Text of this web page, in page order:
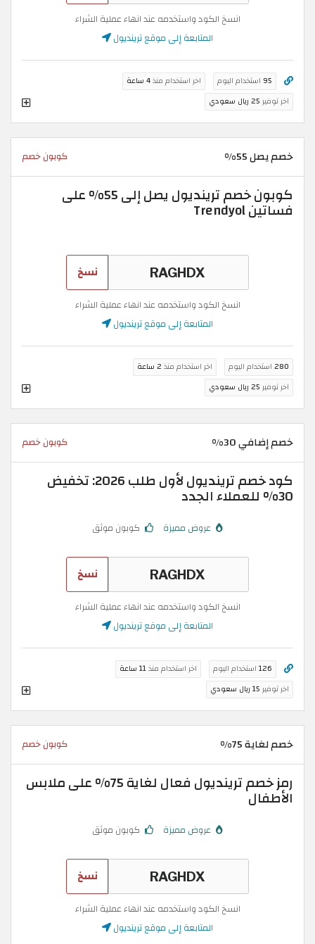
انسخ الكود واستخدمه عند انهاء عملية الشراء
المتابعة إلى موقع ترينديول
95 استخدام اليوم اخر استخدام منذ4 ساعة
اخر توفير 25 ريال سعودي
خصم يصل 55% كوبون خصم
كوبون خصم ترينديول يصل إلى 55% على
فساتين Trendyol
نسخ
انسخ الكود واستخدمه عند انهاء عملية الشراء
المتابعة إلى موقع ترينديول
280 استخدام اليوم اخر استخدام منذ 2 ساعة
اخر توفير 25 ريال سعودي
خصم إضافي 30% كوبون خصم
كود خصم ترينديول لأول طلب 2026: تخفيض
30% للعملاء الجدد
عروض مميزة كوبون موثق
نسخ
انسخ الكود واستخدمه عند انهاء عملية الشراء
المتابعة إلى موقع ترينديول
126 استخدام اليوم اخر استخدام منذ11 ساعة
اخر توفير 15 ريال سعودي
خصم لغاية 75% كوبون خصم
رمز خصم ترينديول فعال لغاية 75% على ملابس
الأطفال
عروض مميزة كوبون موثق
نسخ
انسخ الكود واستخدمه عند انهاء عملية الشراء
المتابعة إلى موقع ترينديول